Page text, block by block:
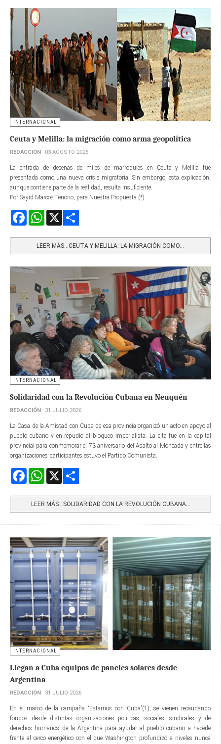
INTERNACIONAL
Ceuta y Melilla: la migración como arma geopolítica
REDACCIÓN 03 AGOSTO 2026
La entrada de decenas de miles de marroquíes en Ceuta y Melilla fue
presentada como una nueva crisis migratoria. Sin embargo, esta explicación,
aunque contiene parte de la realidad, resulta insuficiente.
Por Sayid Marcos Tenório, para Nuestra Propuesta (*)
FacebookWhatsApp
LEER MÁS…CEUTA Y MELILLA: LA MIGRACIÓN COMO...
INTERNACIONAL
Solidaridad con la Revolución Cubana en Neuquén
REDACCIÓN 31 JULIO 2026
La Casa de la Amistad con Cuba de esa provincia organizó un acto en apoyo al
pueblo cubano y en repudio al bloqueo imperialista. La cita fue en la capital
provincial para conmemorar el 73 aniversario del Asalto al Moncada y entre las
organizaciones participantes estuvo el Partido Comunista.
FacebookWhatsApp
LEER MÁS…SOLIDARIDAD CON LA REVOLUCIÓN CUBANA...
INTERNACIONAL
Llegan a Cuba equipos de paneles solares desde
Argentina
REDACCIÓN 31 JULIO 2026
En el marco de la campaña “Estamos con Cuba”(1), se vienen recaudando
fondos desde distintas organizaciones políticas, sociales, sindicales y de
derechos humanos de la Argentina para ayudar al pueblo cubano a hacerle
frente al cerco energético con el que Washington profundizó a niveles nunca